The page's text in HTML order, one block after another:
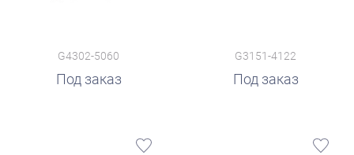
G4302-5060
Под заказ
G3151-4122
Под заказ